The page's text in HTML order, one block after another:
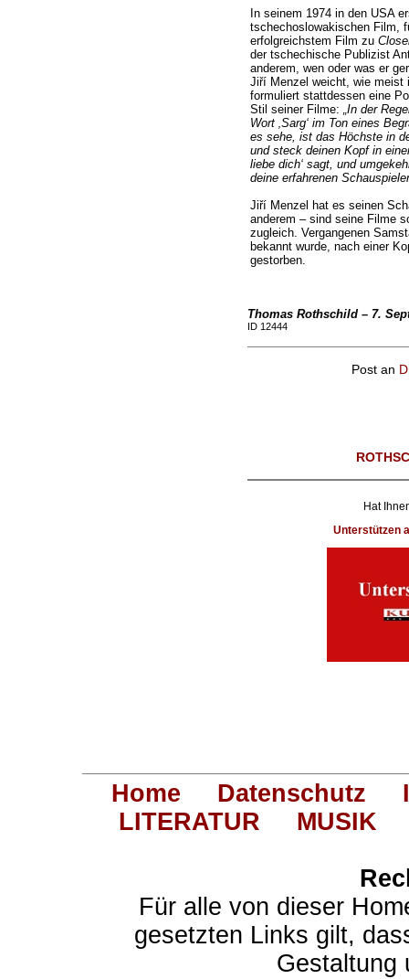
In seinem 1974 in den USA
tschechoslowakischen Film,
erfolgreichstem Film zu
der tschechische Publizist
anderem, wen oder was er
Jiří Menzel weicht, wie meist
formuliert stattdessen eine
Stil seiner Filme: „In der
Wort ‚Sarg‘ im Ton eines
es sehe, ist das Höchste in
und steck deinen Kopf in
liebe dich‘ sagt, und
deine erfahrenen
Jiří Menzel hat es seinen
anderem – sind seine Filme
zugleich. Vergangenen
bekannt wurde, nach einer
gestorben.
Thomas Rothschild – 7.
ID 12444
Post an
Hat
Unterstützen
Home Datenschutz
LITERATUR
MUSIK
Für alle von dieser
gesetzten Links gilt,
Gestaltung